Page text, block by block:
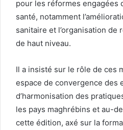
pour les réformes engagées
santé, notamment
sanitaire et l’organisation
de haut niveau.
Il a insisté sur le rôle de ces
espace de convergence des
d’harmonisation des
les pays maghrébins et au-
cette édition, axé sur la